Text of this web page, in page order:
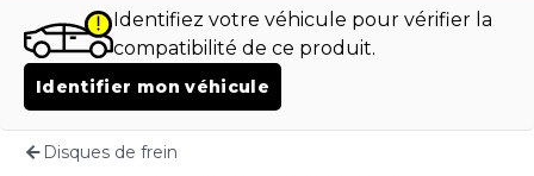
Identifiez votre véhicule pour vérifier la
compatibilité de ce produit.
Identifier mon véhicule
Disques de frein